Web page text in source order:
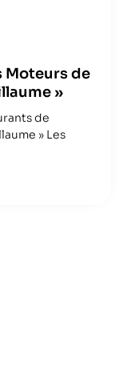
Moteurs de
»
de
» Les